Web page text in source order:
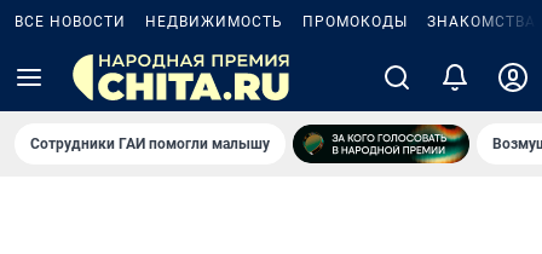
ВСЕ НОВОСТИ НЕДВИЖИМОСТЬ ПРОМОКОДЫ ЗНАКОМСТВА
Сотрудники ГАИ помогли малышу